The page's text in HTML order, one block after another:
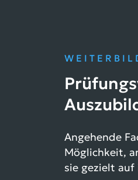
Angehende
Möglichkeit,
sie gezielt